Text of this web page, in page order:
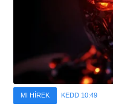
MI HÍREK KEDD 10:49